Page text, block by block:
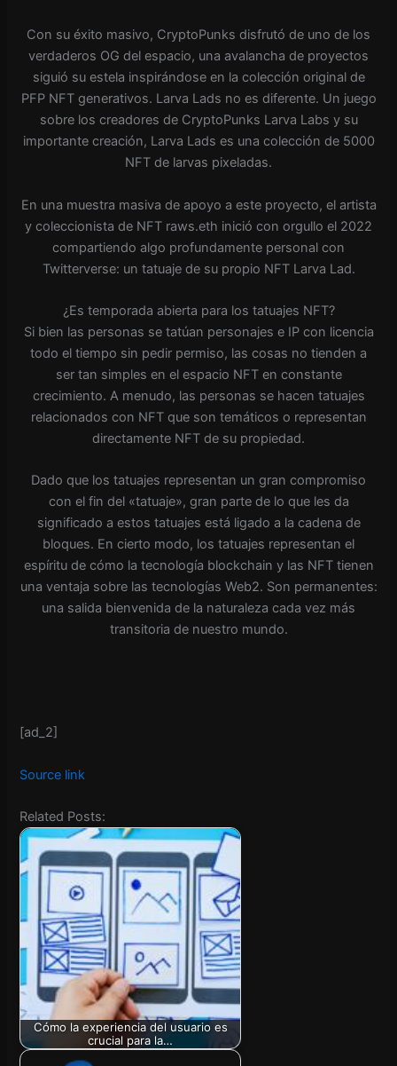
Con su éxito masivo, CryptoPunks disfrutó de uno de los
verdaderos OG del espacio, una avalancha de proyectos
siguió su estela inspirándose en la colección original de
PFP NFT generativos. Larva Lads no es diferente. Un juego
sobre los creadores de CryptoPunks Larva Labs y su
importante creación, Larva Lads es una colección de 5000
NFT de larvas pixeladas.
En una muestra masiva de apoyo a este proyecto, el artista
y coleccionista de NFT raws.eth inició con orgullo el 2022
compartiendo algo profundamente personal con
Twitterverse: un tatuaje de su propio NFT Larva Lad.
¿Es temporada abierta para los tatuajes NFT?
Si bien las personas se tatúan personajes e IP con licencia
todo el tiempo sin pedir permiso, las cosas no tienden a
ser tan simples en el espacio NFT en constante
crecimiento. A menudo, las personas se hacen tatuajes
relacionados con NFT que son temáticos o representan
directamente NFT de su propiedad.
Dado que los tatuajes representan un gran compromiso
con el fin del «tatuaje», gran parte de lo que les da
significado a estos tatuajes está ligado a la cadena de
bloques. En cierto modo, los tatuajes representan el
espíritu de cómo la tecnología blockchain y las NFT tienen
una ventaja sobre las tecnologías Web2. Son permanentes:
una salida bienvenida de la naturaleza cada vez más
transitoria de nuestro mundo.
[ad_2]
Source link
Related Posts:
Cómo la experiencia del usuario es
crucial para la…